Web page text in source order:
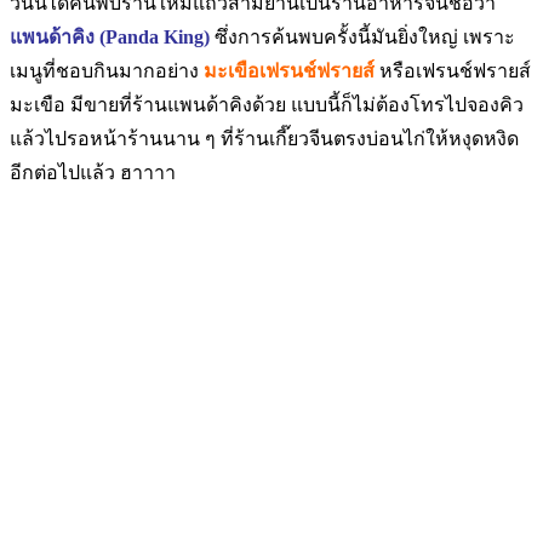
แพนด้าคิง (Panda King) ซึ่งการค้นพบครั้งนี้มันยิ่งใหญ่ เพราะ
เมนูที่ชอบกินมากอย่าง มะเขือเฟรนช์ฟรายส์ หรือเฟรนช์ฟรายส์
มะเขือ มีขายที่ร้านแพนด้าคิงด้วย แบบนี้ก็ไม่ต้องโทรไปจองคิว
แล้วไปรอหน้าร้านนาน ๆ ที่ร้านเกี๊ยวจีนตรงบ่อนไก่ให้หงุดหงิด
อีกต่อไปแล้ว ฮาาาา